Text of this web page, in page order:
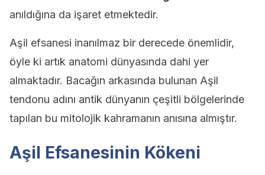
anıldığına da işaret etmektedir.
Aşil efsanesi inanılmaz bir derecede önemlidir,
öyle ki artık anatomi dünyasında dahi yer
almaktadır. Bacağın arkasında bulunan Aşil
tendonu adını antik dünyanın çeşitli bölgelerinde
tapılan bu mitolojik kahramanın anısına almıştır.
Aşil Efsanesinin Kökeni